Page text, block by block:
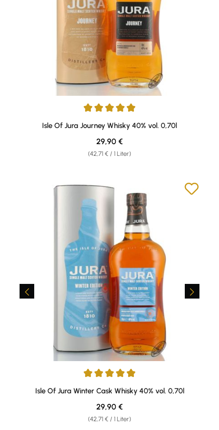
Durchschnittliche Bewertung von 5 von 5 Sternen
Isle Of Jura Journey Whisky 40% vol. 0,70l
(42,71 € / 1 Liter)
Regulärer Preis:
29,90 €
Durchschnittliche Bewertung von 5 von 5 Sternen
Isle Of Jura Winter Cask Whisky 40% vol. 0,70l
(42,71 € / 1 Liter)
Regulärer Preis:
29,90 €